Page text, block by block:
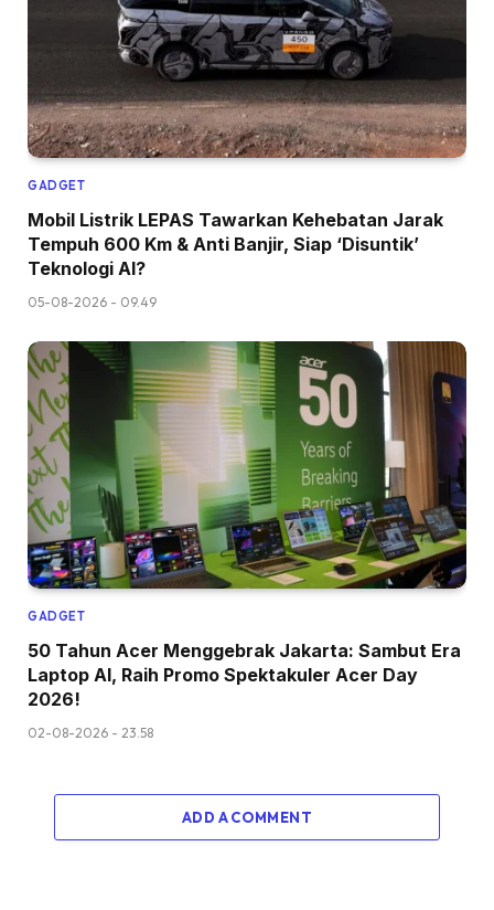
GADGET
Mobil Listrik LEPAS Tawarkan Kehebatan Jarak
Tempuh 600 Km & Anti Banjir, Siap ‘Disuntik’
Teknologi AI?
05-08-2026 - 09.49
GADGET
50 Tahun Acer Menggebrak Jakarta: Sambut Era
Laptop AI, Raih Promo Spektakuler Acer Day
2026!
02-08-2026 - 23.58
ADD A COMMENT